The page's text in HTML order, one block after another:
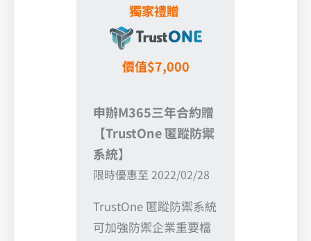
獨家禮贈
價值$7,000
申辦M365三年合約贈
【TrustOne 匿蹤防禦
系統】
限時優惠至 2022/02/28
TrustOne 匿蹤防禦系統
可加強防禦企業重要檔